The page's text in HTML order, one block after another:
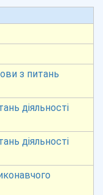
з питань
діяльності
діяльності